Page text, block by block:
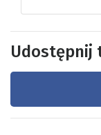
Udostępnij